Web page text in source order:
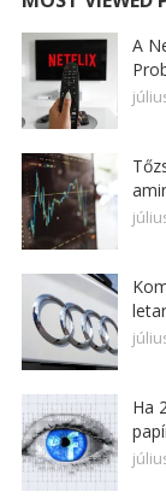
A
Ha